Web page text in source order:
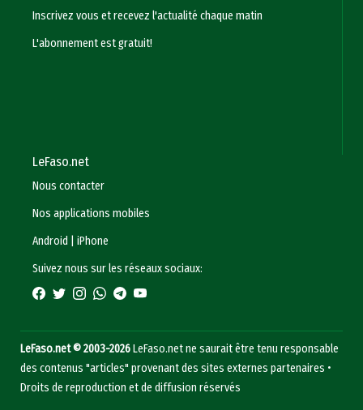
Inscrivez vous et recevez l'actualité chaque matin
L'abonnement est gratuit!
LeFaso.net
Nous contacter
Nos applications mobiles
Android
|iPhone
Suivez nous sur les réseaux sociaux:
LeFaso.net © 2003-2026LeFaso.net ne saurait être tenu responsable
des contenus "articles" provenant des sites externes partenaires •
Droits de reproduction et de diffusion réservés